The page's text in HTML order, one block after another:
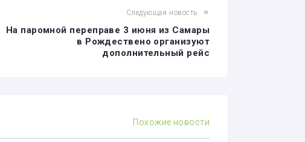
Следующая новость
На паромной переправе 3 июня из Самары
в Рождествено организуют
дополнительный рейс
Похожие новости